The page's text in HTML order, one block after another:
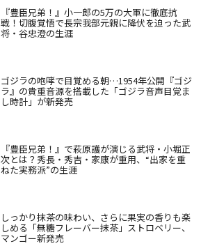
『豊臣兄弟！』小一郎の5万の大軍に徹底抗
戦！切腹覚悟で長宗我部元親に降伏を迫った武
将・谷忠澄の生涯
ゴジラの咆哮で目覚める朝…1954年公開『ゴジ
ラ』の貴重音源を搭載した「ゴジラ音声目覚ま
し時計」が新発売
『豊臣兄弟！』で萩原護が演じる武将・小堀正
次とは？秀長・秀吉・家康が重用、“出家を重
ねた実務派”の生涯
しっかり抹茶の味わい、さらに果実の香りも楽
しめる「無糖フレーバー抹茶」ストロベリー、
マンゴー新発売